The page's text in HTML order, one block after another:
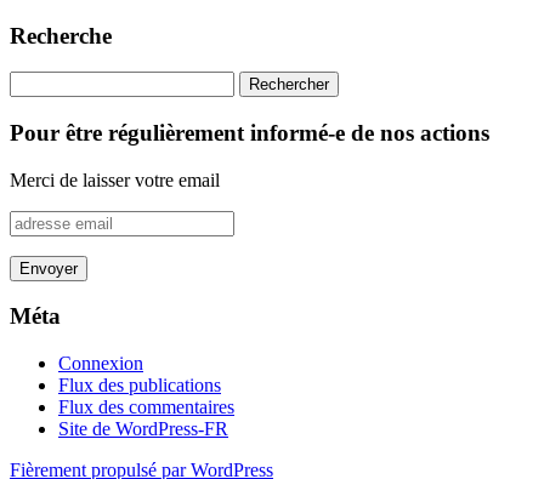
Recherche
Pour être régulièrement informé-e de nos actions
Merci de laisser votre email
Méta
Connexion
Flux des publications
Flux des commentaires
Site de WordPress-FR
Fièrement propulsé par WordPress